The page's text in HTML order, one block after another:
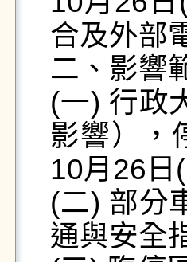
合及外部
二、影響
(一) 行政
影響），
10月26日
(二) 部分
通與安全